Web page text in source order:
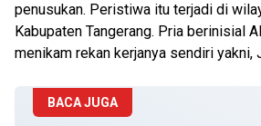
penusukan. Peristiwa itu terjadi di
Kabupaten Tangerang. Pria berinisial
menikam rekan kerjanya sendiri yakni,
BACA JUGA